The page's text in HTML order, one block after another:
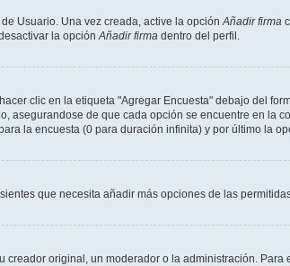
Usuario. Una vez creada, active la opciónAñadir firma
la opciónAñadir firma dentro del perfil.
clic en la etiqueta "Agregar Encuesta" debajo del
asegurandose de que cada opción se encuentre en
la encuesta (0 para duración infinita) y por último la
que necesita añadir más opciones de las
original, un moderador o la administración.